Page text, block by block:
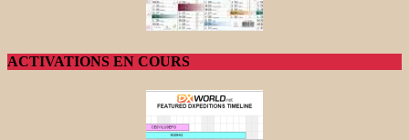
ACTIVATIONS EN COURS